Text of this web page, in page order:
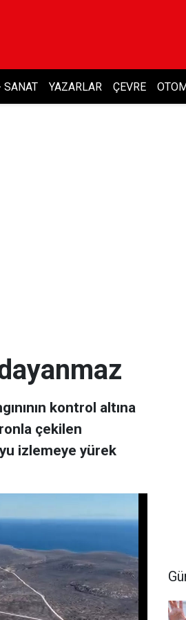
SANAT YAZARLAR ÇEVRE
kontrol altına
çekilen
izlemeye yürek